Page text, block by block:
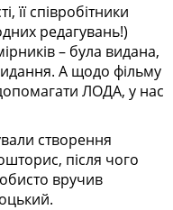
її співробітники
редагувань!)
– була видана,
А щодо фільму
ЛОДА, у нас
створення
після чого
вручив